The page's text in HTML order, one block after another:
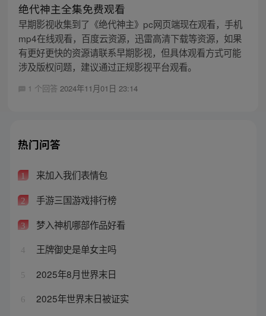
绝代神主全集免费观看
早期影视收集到了《绝代神主》pc网页端现在观看，手机
mp4在线观看，百度云资源，迅雷高清下载等资源，如果
有更好更快的资源请联系早期影视，但具体观看方式可能
涉及版权问题，建议通过正规影视平台观看。
1 个回答 2024年11月01日 23:14
热门问答
1 来加入我们表情包
2 手游三国游戏排行榜
3 梦入神机哪部作品好看
4 王牌御史是单女主吗
5 2025年8月世界末日
6 2025年世界末日被证实